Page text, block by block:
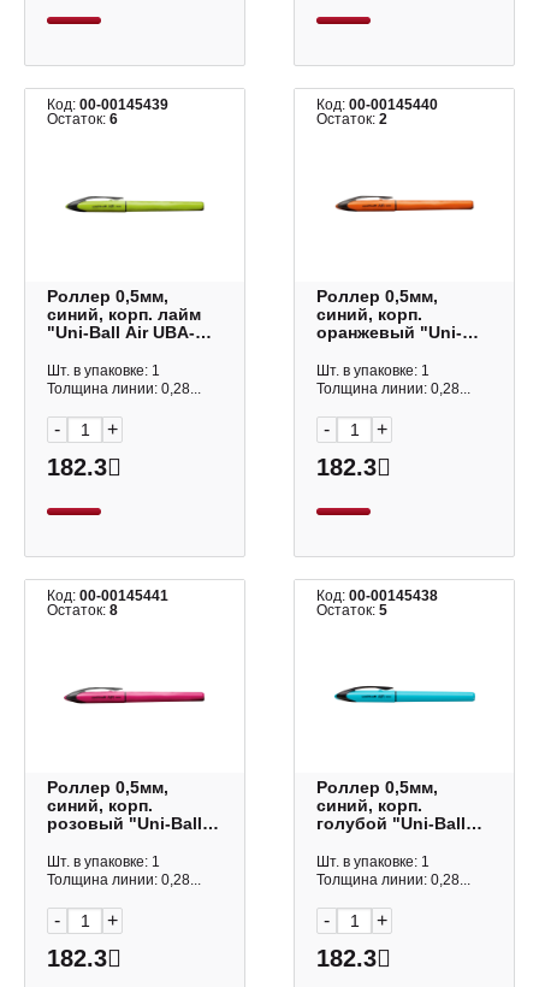
Код: 00-00145439
Остаток: 6
Роллер 0,5мм,
синий, корп. лайм
"Uni-Ball Air UBA-
Шт. в упаковке: 1
Толщина линии: 0,28...
- +
182.3
Код:00-00145440
Остаток:2
Роллер 0,5мм,
синий, корп.
оранжевый "Uni-
138660
Шт. в упаковке: 1
Толщина линии: 0,28...
- +
182.3
Код: 00-00145441
Остаток: 8
Роллер 0,5мм,
синий, корп.
розовый "Uni-Ball
138661
Шт. в упаковке: 1
Толщина линии: 0,28...
- +
182.3
Код:00-00145438
Остаток:5
Роллер 0,5мм,
синий, корп.
голубой "Uni-Ball
126017
Шт. в упаковке: 1
Толщина линии: 0,28...
- +
182.3